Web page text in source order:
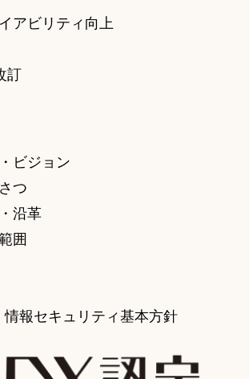
アビリティ向上
訂
ビジョン
つ
沿革
囲
報セキュリティ基本方針